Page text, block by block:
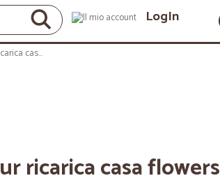
LogIn
Ambi pur ricarica casa flowers
ricarica casa flowers